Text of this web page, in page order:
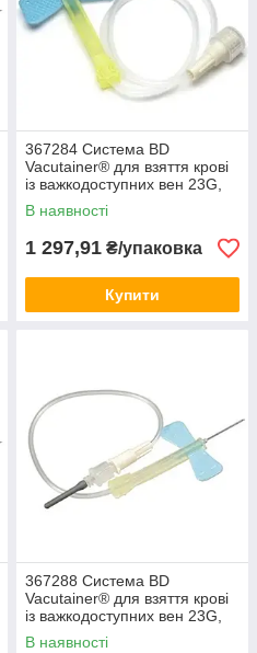
367284 Система BD
Vacutainer® для взяття крові
із важкодоступних вен 23G,
178мм (50шт)
В наявності
1 297,91 ₴/упаковка
Купити
367288 Система BD
Vacutainer® для взяття крові
із важкодоступних вен 23G,
305мм (50шт)
В наявності